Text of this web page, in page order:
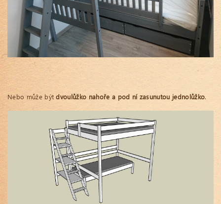
Nebo může býtdvoulůžko nahoře a pod ní zasunutou jednolůžko.